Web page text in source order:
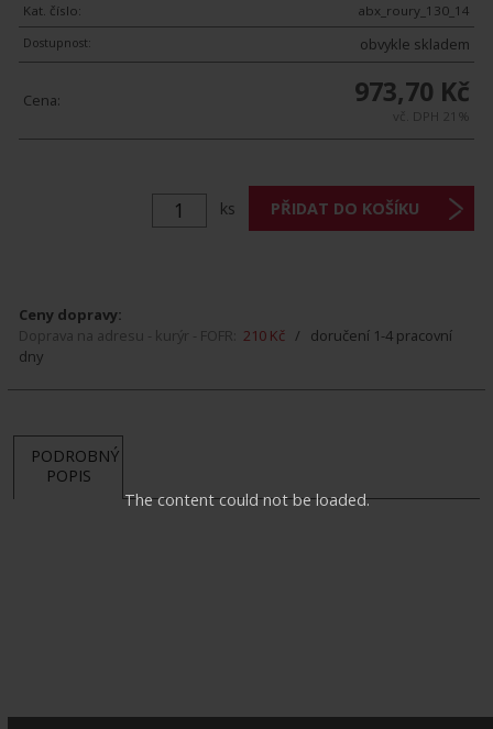
The content could not be loaded.
Kat. číslo:
abx_roury_130_14
Dostupnost:
obvykle skladem
Cena: 973,70 Kč
vč. DPH 21%
ks
Ceny dopravy:
Doprava na adresu - kurýr - FOFR: 210 Kč / doručení 1-4 pracovní
dny
PODROBNÝ
POPIS